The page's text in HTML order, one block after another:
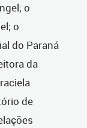
o
o
do Paraná
da
de